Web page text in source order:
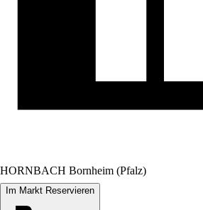
HORNBACH Bornheim (Pfalz)
Im Markt Reservieren